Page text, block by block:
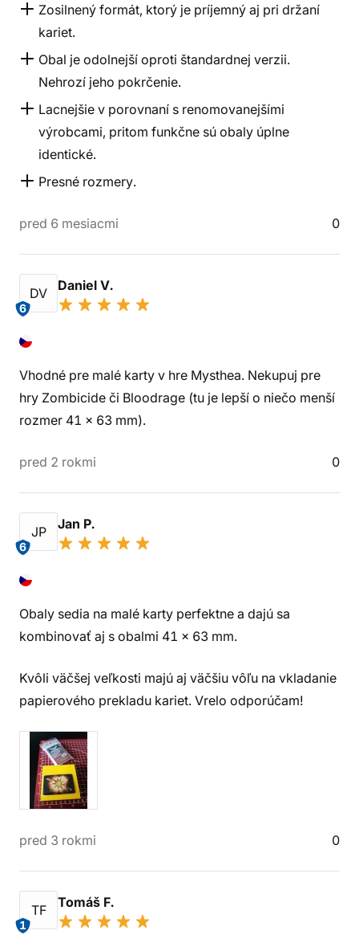
Zosilnený formát, ktorý je príjemný aj pri držaní
kariet.
Obal je odolnejší oproti štandardnej verzii.
Nehrozí jeho pokrčenie.
Lacnejšie v porovnaní s renomovanejšími
výrobcami, pritom funkčne sú obaly úplne
identické.
Presné rozmery.
pred 6 mesiacmi 0
DV
6
Daniel V.
Vhodné pre malé karty v hre Mysthea. Nekupuj pre
hry Zombicide či Bloodrage (tu je lepší o niečo menší
rozmer 41 x 63 mm).
pred 2 rokmi 0
JP
6
Jan P.
Obaly sedia na malé karty perfektne a dajú sa
kombinovať aj s obalmi 41 x 63 mm.
Kvôli väčšej veľkosti majú aj väčšiu vôľu na vkladanie
papierového prekladu kariet. Vrelo odporúčam!
pred 3 rokmi 0
TF
1
Tomáš F.